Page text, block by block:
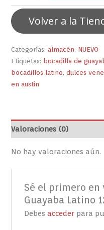
Volver a la
Categorías:almacén, NUEVO
Etiquetas: bocadilla de
bocadillos latino,dulces
en austin
Valoraciones (0)
No hay valoraciones aún.
Sé el primero en
Guayaba Latino
Debes accederpara